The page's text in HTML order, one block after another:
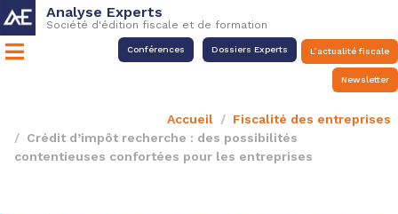
Analyse Experts
Société d'édition fiscale et de formation
Conférences Dossiers Experts L’actualité fiscale
Newsletter
Accueil
Fiscalité des entreprises
Crédit d’impôt recherche : des possibilités
contentieuses confortées pour les entreprises